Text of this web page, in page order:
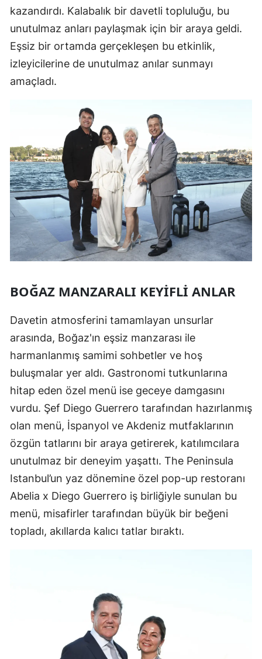
kazandırdı. Kalabalık bir davetli topluluğu, bu
unutulmaz anları paylaşmak için bir araya geldi.
Eşsiz bir ortamda gerçekleşen bu etkinlik,
izleyicilerine de unutulmaz anılar sunmayı
amaçladı.
BOĞAZ MANZARALI KEYIFLI ANLAR
Davetin atmosferini tamamlayan unsurlar
arasında, Boğaz'ın eşsiz manzarası ile
harmanlanmış samimi sohbetler ve hoş
buluşmalar yer aldı. Gastronomi tutkunlarına
hitap eden özel menü ise geceye damgasını
vurdu. Şef Diego Guerrero tarafından hazırlanmış
olan menü, İspanyol ve Akdeniz mutfaklarının
özgün tatlarını bir araya getirerek, katılımcılara
unutulmaz bir deneyim yaşattı. The Peninsula
Istanbul’un yaz dönemine özel pop-up restoranı
Abelia x Diego Guerrero iş birliğiyle sunulan bu
menü, misafirler tarafından büyük bir beğeni
topladı, akıllarda kalıcı tatlar bıraktı.